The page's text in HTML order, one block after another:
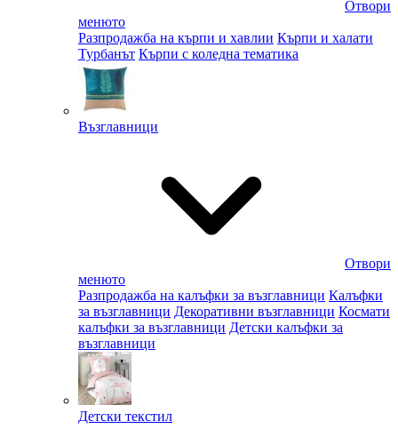
Отвори
менюто
Разпродажба на кърпи и хавлии Кърпи и халати
Турбанът Кърпи с коледна тематика
Възглавници
Отвори
менюто
Разпродажба на калъфки за възглавници Калъфки
за възглавници Декоративни възглавници Космати
калъфки за възглавници Детски калъфки за
възглавници
Детски текстил